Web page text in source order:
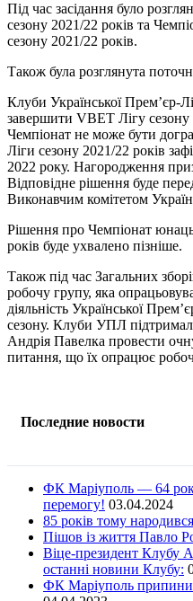
Під час засідання було
сезону 2021/22 років та
сезону 2021/22 років.
Також була розглянута
Клуби Української Прем’єр-
завершити VBET Лігу сезону
Чемпіонат не може бути
Ліги сезону 2021/22 років
2022 року. Нагородження
Відповідне рішення буде
Виконавчим комітетом
Рішення про Чемпіонат
років буде ухвалено пізніше.
Також під час Загальних
робочу групу, яка
діяльність Української
сезону. Клуби УПЛ
Андрія Павелка провести
питання, що їх опрацює
Последние новости
ФК Маріуполь — 64
перемогу! 03.04.2024
85 років тому
Пішов із життя Павло
Віце-президент Клубу
останні новини Клубу:
ФК Маріуполь